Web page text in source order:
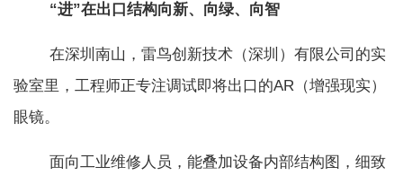
“进”在出口结构向新、向绿、向智
在深圳南山，雷鸟创新技术（深圳）有限公司的实
验室里，工程师正专注调试即将出口的AR（增强现实）
眼镜。
面向工业维修人员，能叠加设备内部结构图，细致